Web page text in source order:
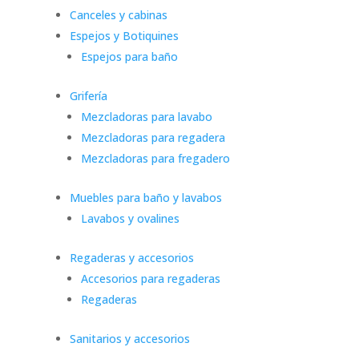
Canceles y cabinas
Espejos y Botiquines
Espejos para baño
Grifería
Mezcladoras para lavabo
Mezcladoras para regadera
Mezcladoras para fregadero
Muebles para baño y lavabos
Lavabos y ovalines
Regaderas y accesorios
Accesorios para regaderas
Regaderas
Sanitarios y accesorios